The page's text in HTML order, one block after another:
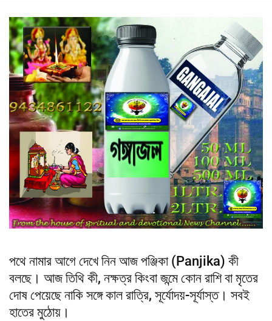
পথে নামার আগে দেখে নিন আজ পঞ্জিকা (Panjika) কী
বলছে। আজ তিথি কী, নক্ষত্র কিংবা জন্মে কোন রাশি বা মৃতের
দোষ পেয়েছে নাকি সঙ্গে কাল রাত্রি, সূর্যোদয়-সূর্যাস্ত। সবই
হাতের মুঠোয়।